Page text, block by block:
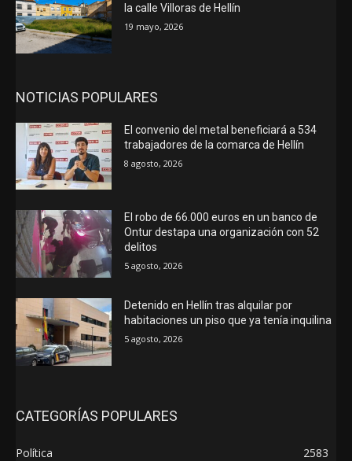
la calle Villoras de Hellín
19 mayo, 2026
NOTICIAS POPULARES
El convenio del metal beneficiará a 534
trabajadores de la comarca de Hellín
8 agosto, 2026
El robo de 66.000 euros en un banco de
Ontur destapa una organización con 52
delitos
5 agosto, 2026
Detenido en Hellín tras alquilar por
habitaciones un piso que ya tenía inquilina
5 agosto, 2026
CATEGORÍAS POPULARES
Política
2583